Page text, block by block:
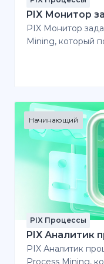
PIX Монитор
PIX Монитор
Mining, который
основе действий
возможности
качество
компании. Сертификат окончания курса
Проходите курс
сертификат. У
уникальный
ваших знаний и
портфолио.
Начинающий
PIX Процессы
PIX Аналитик
PIX Аналитик
Process Mining,